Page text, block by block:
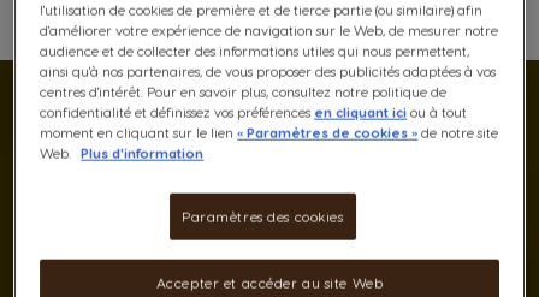
Ajouter À Ma Liste D'envies
Ajouter À Ma Liste D'envies
l'utilisation de cookies de première et de tierce partie (ou similaire) afin
d'améliorer votre expérience de navigation sur le Web, de mesurer notre
audience et de collecter des informations utiles qui nous permettent,
ainsi qu'à nos partenaires, de vous proposer des publicités adaptées à vos
centres d'intérêt. Pour en savoir plus, consultez notre politique de
confidentialité et définissez vos préférences en cliquant ici ou à tout
moment en cliquant sur le lien« Paramètres de cookies » de notre site
Web.
Plus d'information
Paramètres des cookies
Accepter et accéder au site Web